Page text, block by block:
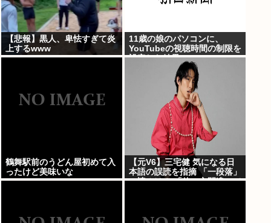
【悲報】黒人、卑怯すぎて炎
上するwww
11歳の娘のパソコンに、
YouTubeの視聴時間の制限を
設定した結果
鶴舞駅前のうどん屋初めて入
ったけど美味いな
【元V6】三宅健 気になる日
本語の誤読を指摘 「一段落」
の読みは？ 「使い方間違って